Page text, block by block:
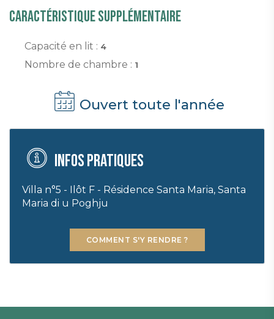
Caractéristique supplémentaire
Capacité en lit : 4
Nombre de chambre : 1
Ouvert toute l'année
Infos pratiques
Villa n°5 - Ilôt F - Résidence Santa Maria, Santa
Maria di u Poghju
COMMENT S'Y RENDRE ?